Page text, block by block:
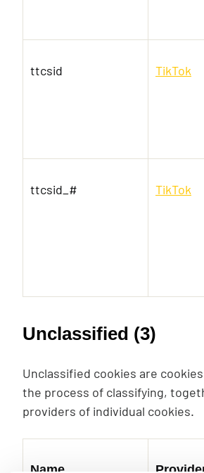
ttcsid TikTok
ttcsid_# TikTok
Unclassified (3)
Unclassified cookies are
the process of classifying,
providers of individual cookies.
Name